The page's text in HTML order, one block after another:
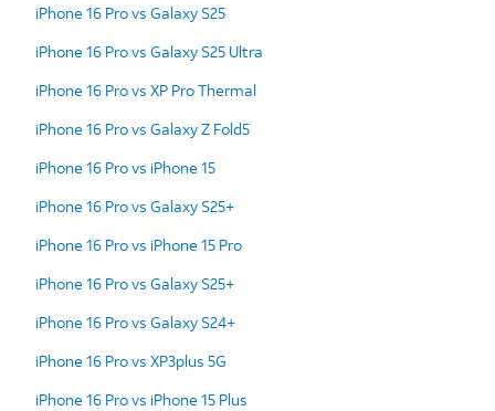
iPhone 16 Pro vs Galaxy S25
iPhone 16 Pro vs Galaxy S25 Ultra
iPhone 16 Pro vs XP Pro Thermal
iPhone 16 Pro vs Galaxy Z Fold5
iPhone 16 Pro vs iPhone 15
iPhone 16 Pro vs Galaxy S25+
iPhone 16 Pro vs iPhone 15 Pro
iPhone 16 Pro vs Galaxy S25+
iPhone 16 Pro vs Galaxy S24+
iPhone 16 Pro vs XP3plus 5G
iPhone 16 Pro vs iPhone 15 Plus